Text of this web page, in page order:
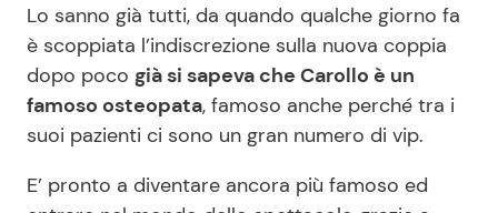
Lo sanno già tutti, da quando qualche giorno fa
è scoppiata l’indiscrezione sulla nuova coppia
dopo poco già si sapeva che Carollo è un
famoso osteopata, famoso anche perché tra i
suoi pazienti ci sono un gran numero di vip.
E’ pronto a diventare ancora più famoso ed